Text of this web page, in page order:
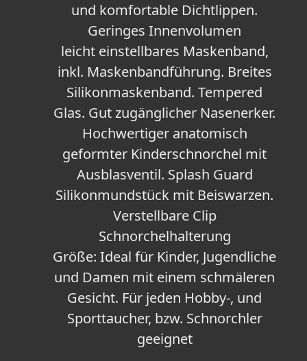
und komfortable Dichtlippen.
Geringes Innenvolumen
leicht einstellbares Maskenband,
inkl. Maskenbandführung. Breites
Silikonmaskenband. Tempered
Glas. Gut zugänglicher Nasenerker.
Hochwertiger anatomisch
geformter Kinderschnorchel mit
Ausblasventil. Splash Guard
Silikonmundstück mit Beiswarzen.
Verstellbare Clip
Schnorchelhalterung
Größe: Ideal für Kinder, Jugendliche
und Damen mit einem schmäleren
Gesicht. Für jeden Hobby-, und
Sporttaucher, bzw. Schnorchler
geeignet